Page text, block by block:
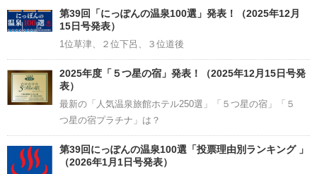
Channel
第39回「にっぽんの温泉100選」発表！（2025年12月
15日号発表）
1位草津、２位下呂、３位道後
2025年度「５つ星の宿」発表！（2025年12月15日号発
表）
最新の「人気温泉旅館ホテル250選」「５つ星の宿」「５
つ星の宿プラチナ」は？
第39回にっぽんの温泉100選「投票理由別ランキング 」
（2026年1月1日号発表）